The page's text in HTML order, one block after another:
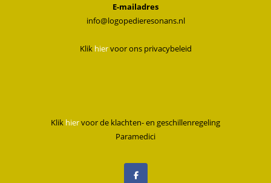
E-mailadres
info@logopedieresonans.nl
Klik hiervoor ons privacybeleid
Klik hiervoor de klachten- en geschillenregeling
Paramedici